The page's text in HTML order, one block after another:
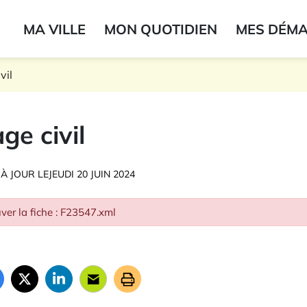
MA VILLE MON QUOTIDIEN MES
civil
JOUR LEJEUDI 20 JUIN 2024
la fiche : F23547.xml